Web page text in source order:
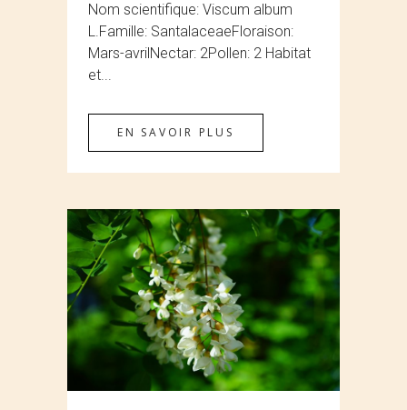
Nom scientifique: Viscum album
L.Famille: SantalaceaeFloraison:
Mars-avrilNectar: 2Pollen: 2 Habitat
et...
EN SAVOIR PLUS